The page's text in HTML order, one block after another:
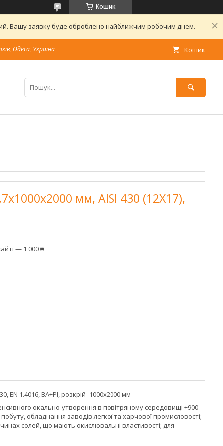
Кошик
Вашу заявку буде оброблено найближчим робочим днем.
Одеса, Україна Кошик
мм, AISI 430 (12X17),
— 1 000 ₴
1.4016, BA+РI, розкрій -1000х2000 мм
окально-утворення в повітряному середовищі +900
обладнання заводів легкої та харчової промисловості;
солей, що мають окислювальні властивості; для